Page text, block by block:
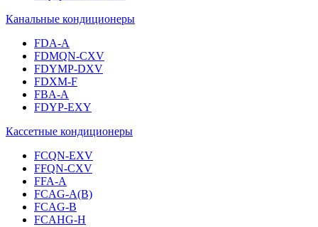
Канальные кондиционеры
FDA-A
FDMQN-CXV
FDYMP-DXV
FDXM-F
FBA-A
FDYP-EXY
Кассетные кондиционеры
FCQN-EXV
FFQN-CXV
FFA-A
FCAG-A(B)
FCAG-B
FCAHG-H